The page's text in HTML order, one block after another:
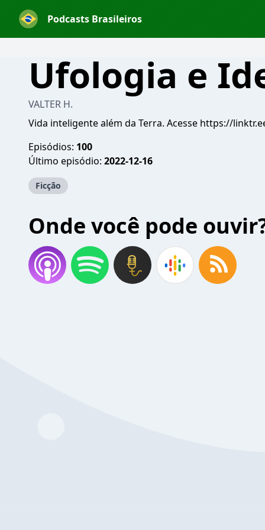
Podcasts Brasileiros
Ufologia e
VALTER H.
Vida inteligente além da Terra. Acesse https://
Episódios: 100
Último episódio: 2022-12-16
Ficção
Onde você pode